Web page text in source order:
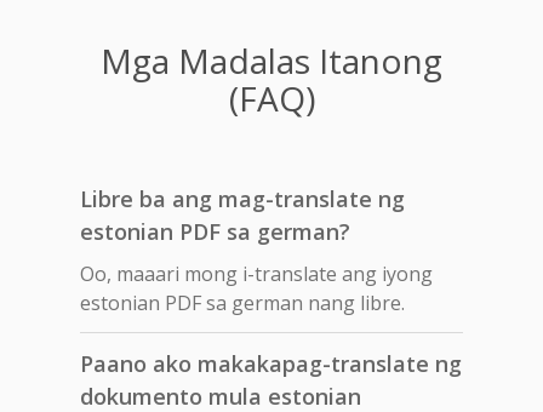
Mga Madalas Itanong
(FAQ)
Libre ba ang mag-translate ng
estonian PDF sa german?
Oo, maaari mong i-translate ang iyong
estonian PDF sa german nang libre.
Paano ako makakapag-translate ng
dokumento mula estonian